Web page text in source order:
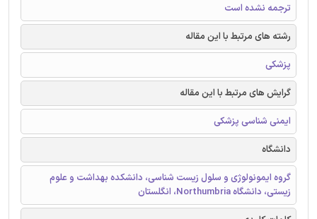
ترجمه نشده است
رشته های مرتبط با این مقاله
پزشکی
گرایش های مرتبط با این مقاله
ایمنی شناسی پزشکی
دانشگاه
گروه ایمونولوژی و سلول زیست شناسی، دانشکده بهداشت و علوم
زیستی، دانشگاه Northumbria، انگلستان